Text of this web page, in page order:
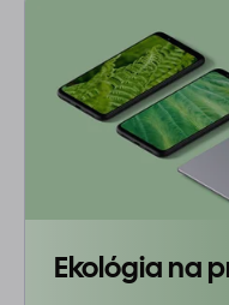
Ekológia na